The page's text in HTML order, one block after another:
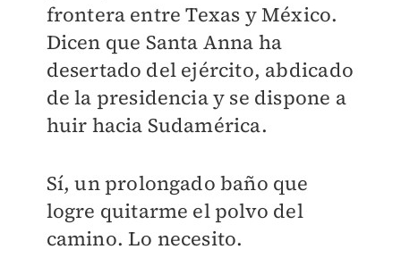
frontera entre Texas y México.
Dicen que Santa Anna ha
desertado del ejército, abdicado
de la presidencia y se dispone a
huir hacia Sudamérica.
Sí, un prolongado baño que
logre quitarme el polvo del
camino. Lo necesito.